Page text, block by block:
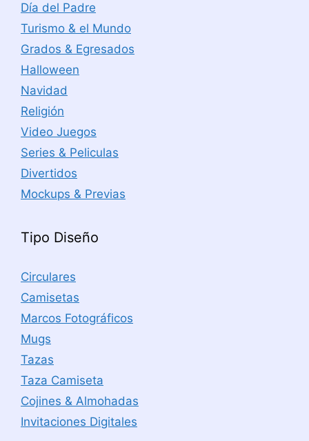
Día del Padre
Turismo & el Mundo
Grados & Egresados
Halloween
Navidad
Religión
Video Juegos
Series & Peliculas
Divertidos
Mockups & Previas
Tipo Diseño
Circulares
Camisetas
Marcos Fotográficos
Mugs
Tazas
Taza Camiseta
Cojines & Almohadas
Invitaciones Digitales